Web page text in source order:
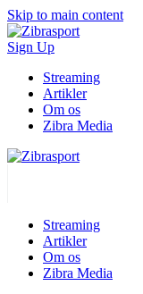
Skip to main content
Sign Up
Streaming
Artikler
Om os
Zibra Media
Streaming
Artikler
Om os
Zibra Media